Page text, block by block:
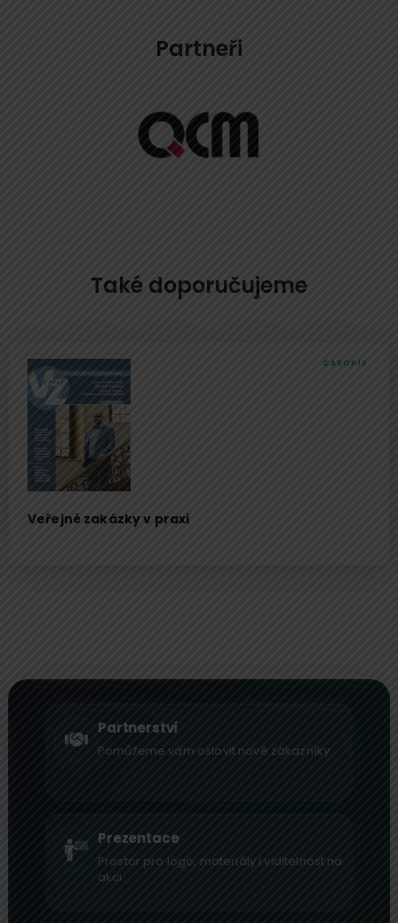
Partneři
Také doporučujeme
Veřejné zakázky v praxi
ČASOPIS
Partnerství
Pomůžeme vám oslovit nové zákazníky.
Prezentace
Prostor pro logo, materiály i viditelnost na
akci.